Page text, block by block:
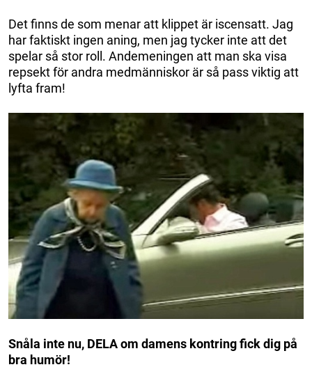
Det finns de som menar att klippet är iscensatt. Jag
har faktiskt ingen aning, men jag tycker inte att det
spelar så stor roll. Andemeningen att man ska visa
repsekt för andra medmänniskor är så pass viktig att
lyfta fram!
Snåla inte nu, DELA om damens kontring fick dig på
bra humör!